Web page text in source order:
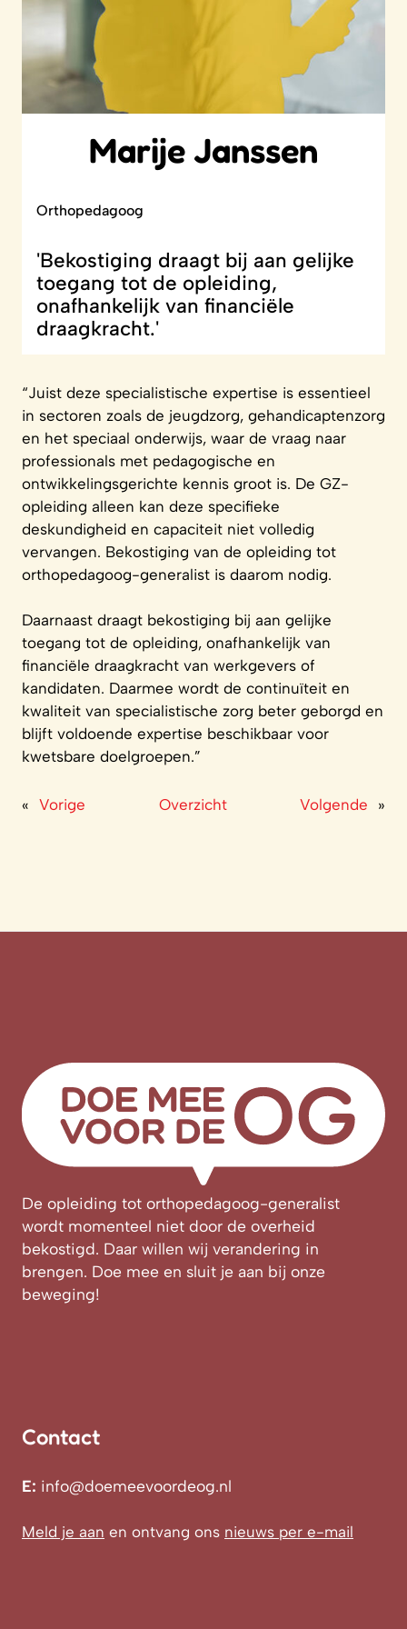
Marije Janssen
Orthopedagoog
'Bekostiging draagt bij aan gelijke
toegang tot de opleiding,
onafhankelijk van financiële
draagkracht.'
“Juist deze specialistische expertise is essentieel
in sectoren zoals de jeugdzorg, gehandicaptenzorg
en het speciaal onderwijs, waar de vraag naar
professionals met pedagogische en
ontwikkelingsgerichte kennis groot is. De GZ-
opleiding alleen kan deze specifieke
deskundigheid en capaciteit niet volledig
vervangen. Bekostiging van de opleiding tot
orthopedagoog-generalist is daarom nodig.
Daarnaast draagt bekostiging bij aan gelijke
toegang tot de opleiding, onafhankelijk van
financiële draagkracht van werkgevers of
kandidaten. Daarmee wordt de continuïteit en
kwaliteit van specialistische zorg beter geborgd en
blijft voldoende expertise beschikbaar voor
kwetsbare doelgroepen.”
« Vorige Overzicht Volgende »
De opleiding tot orthopedagoog-generalist
wordt momenteel niet door de overheid
bekostigd. Daar willen wij verandering in
brengen. Doe mee en sluit je aan bij onze
beweging!
Contact
E: info@doemeevoordeog.nl
Meld je aan en ontvang ons nieuws per e-mail